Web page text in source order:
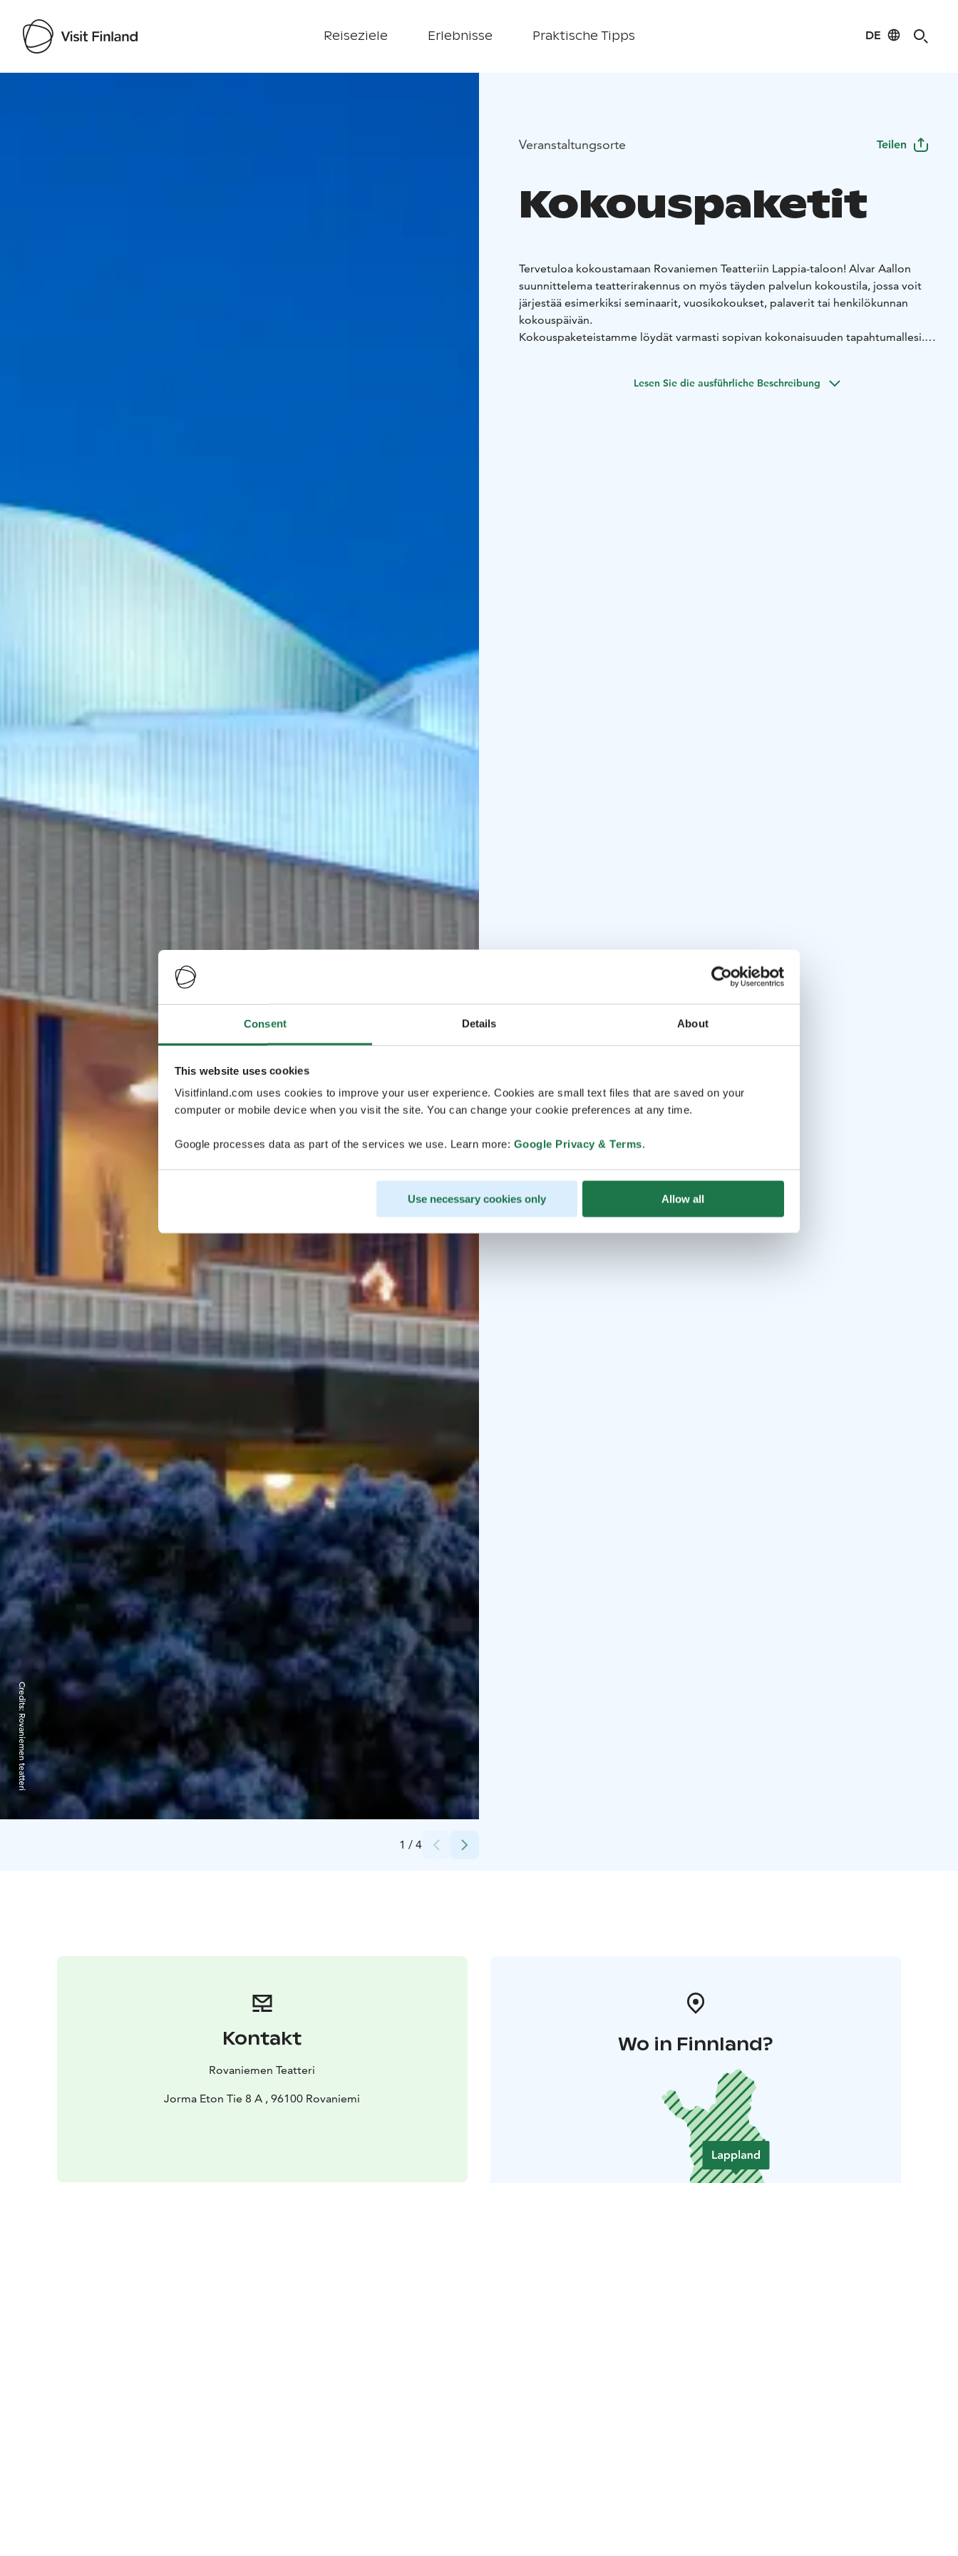
Consent Details About
This website uses cookies
Visitfinland.com uses cookies to improve your user experience. Cookies are small text files that are saved on your
computer or mobile device when you visit the site. You can change your cookie preferences at any time.
Google processes data as part of the services we use. Learn more: Google Privacy & Terms.
Use necessary cookies only Allow all
Reiseziele Erlebnisse Praktische Tipps DE
1 / 4
Credits:
Rovaniemen teatteri
Veranstaltungsorte Teilen
Kokouspaketit
Tervetuloa kokoustamaan Rovaniemen Teatteriin Lappia-taloon! Alvar Aallon
suunnittelema teatterirakennus on myös täyden palvelun kokoustila, jossa voit
järjestää esimerkiksi seminaarit, vuosikokoukset, palaverit tai henkilökunnan
kokouspäivän.
Kokouspaketeistamme löydät varmasti sopivan kokonaisuuden tapahtumallesi.
esitykseen tai halutessasi yksityisnäytös kokousvieraille.
Lesen Sie die ausführliche Beschreibung
Kontakt
Rovaniemen Teatteri
Jorma Eton Tie 8 A , 96100 Rovaniemi
Wo in Finnland?